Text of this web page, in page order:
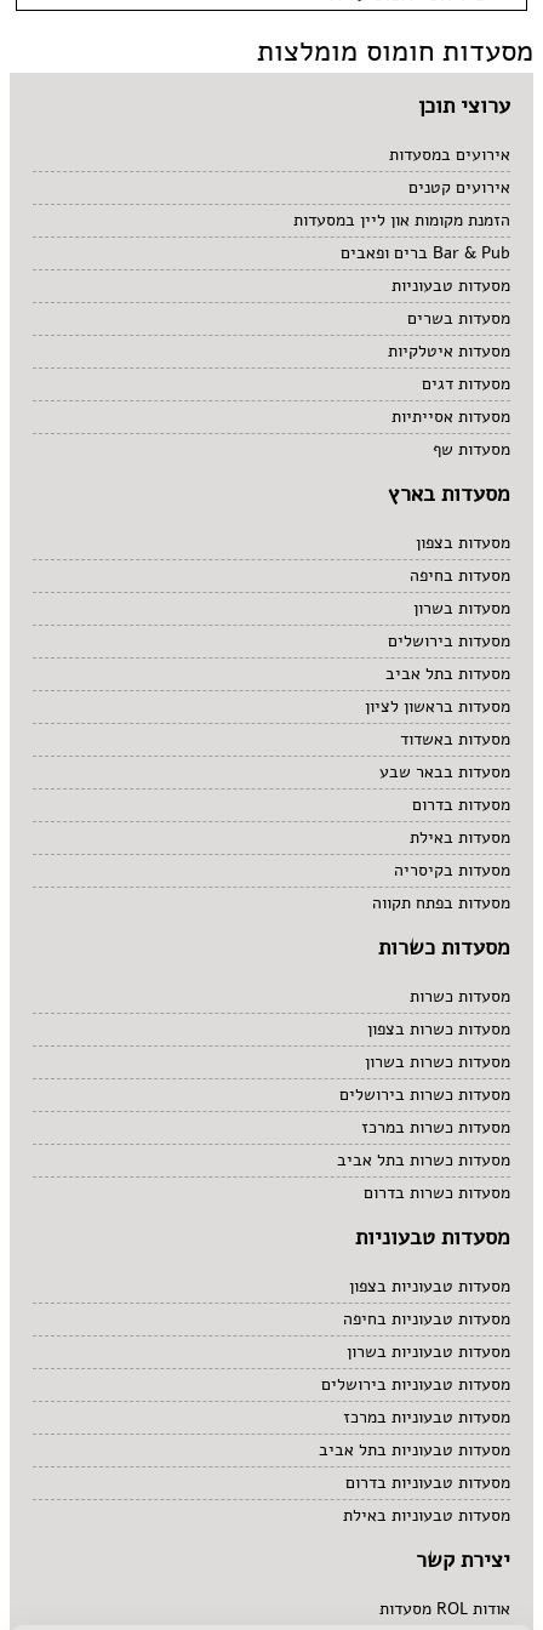
המושבה הגרמנית
הר חוצבים
ימין משה
ירושלים
מלחה
מרכז העיר
מתחם התחנה
עין כרם
רחביה
שוק מחנה יהודה
תלפיות
ארוחות בוקר
ביסטרו
בר מסעדה
גורמה
גרוזיני
הודי
חומוס
חלבי
יפני
מזרחי
מסעדת שף
מקסיקני
מרוקאי
קונדיטוריה
קייטרינג
משלוחים
מסעדות חומוס מומלצות
ערוצי תוכן
אירועים במסעדות
אירועים קטנים
הזמנת מקומות און ליין במסעדות
Bar & Pub ברים ופאבים
מסעדות טבעוניות
מסעדות בשרים
מסעדות איטלקיות
מסעדות דגים
מסעדות אסייתיות
מסעדות שף
מסעדות בארץ
מסעדות בצפון
מסעדות בחיפה
מסעדות בשרון
מסעדות בירושלים
מסעדות בתל אביב
מסעדות בראשון לציון
מסעדות באשדוד
מסעדות בבאר שבע
מסעדות בדרום
מסעדות באילת
מסעדות בקיסריה
מסעדות בפתח תקווה
מסעדות כשרות
מסעדות כשרות
מסעדות כשרות בצפון
מסעדות כשרות בשרון
מסעדות כשרות בירושלים
מסעדות כשרות במרכז
מסעדות כשרות בתל אביב
מסעדות כשרות בדרום
מסעדות טבעוניות
מסעדות טבעוניות בצפון
מסעדות טבעוניות בחיפה
מסעדות טבעוניות בשרון
מסעדות טבעוניות בירושלים
מסעדות טבעוניות במרכז
מסעדות טבעוניות בתל אביב
מסעדות טבעוניות בדרום
מסעדות טבעוניות באילת
יצירת קשר
אודות ROL מסעדות